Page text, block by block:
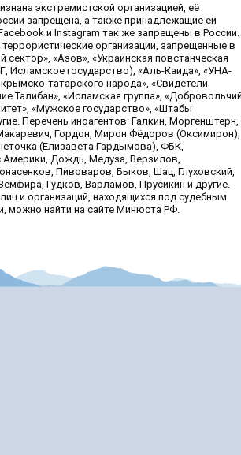
экстремистской организацией, её
запрещена, а также принадлежащие ей
и Instagram так же запрещены в России.
организации, запрещенные в
сектор», «Азов», «Украинская повстанческая
Исламское государство), «Аль-Каида», «УНА-
татарского народа», «Свидетели
Талибан», «Исламская группа»,
«Мужское государство», «Штабы
Перечень иноагентов: Галкин, Моргенштерн,
Гордон, Мирон Фёдоров (Оксимирон),
(Елизавета Гардымова), ФБК,
Дождь, Медуза, Верзилов,
Пивоваров, Быков, Шац, Глуховский,
Гудков, Варламов, Прусикин и другие.
и организаций, находящихся под судебным
можно найти на сайте Минюста РФ.